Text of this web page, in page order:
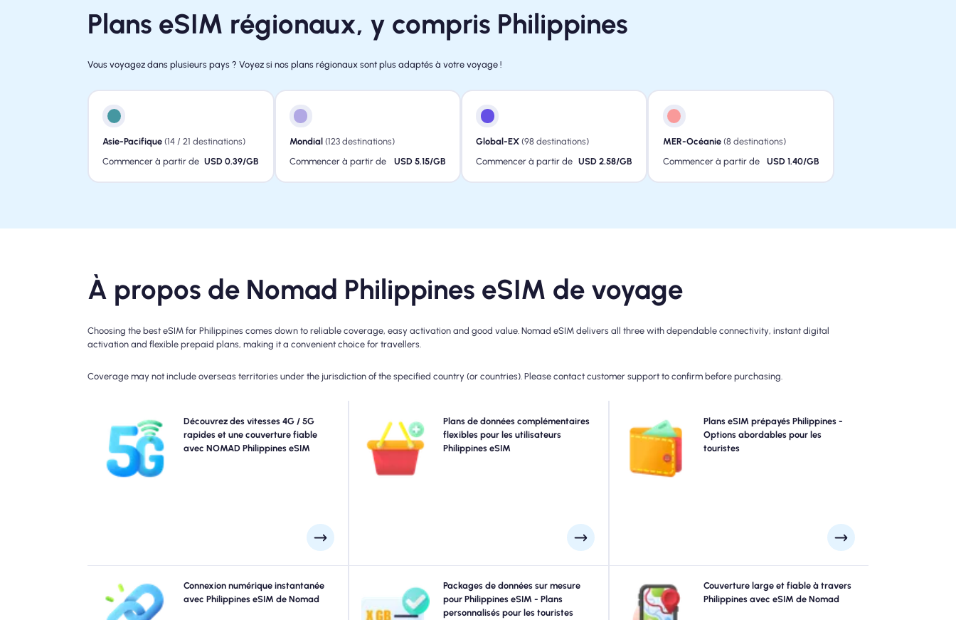
Plans eSIM régionaux, y compris Philippines
Vous voyagez dans plusieurs pays ? Voyez si nos plans régionaux sont plus adaptés à votre voyage !
Asie-Pacifique (14 / 21 destinations)
Commencer à partir de USD 0.39/GB
Mondial(123 destinations)
Commencer à partir de
USD 5.15/GB
Global-EX (98 destinations)
Commencer à partir de USD 2.58/GB
MER-Océanie(8 destinations)
Commencer à partir de
USD 1.40/GB
À propos de Nomad Philippines eSIM de voyage
Choosing the best eSIM for Philippines comes down to reliable coverage, easy activation and good value. Nomad eSIM delivers all three with dependable connectivity, instant digital
activation and flexible prepaid plans, making it a convenient choice for travellers.
Coverage may not include overseas territories under the jurisdiction of the specified country (or countries). Please contact customer support to confirm before purchasing.
Découvrez des vitesses 4G / 5G
rapides et une couverture fiable
avec NOMAD Philippines eSIM
Découvrez la connectivité 4G avec le forfait eSIM 5G,
4G. Veuillez vérifier les détails de votre plan pour la
disponibilité et la vitesse spécifiques du réseau, car la
couverture peut varier selon l'emplacement et l'heure de
Plans de données complémentaires
flexibles pour les utilisateurs
Philippines eSIM
Besoin de plus de données ou étendant votre plan?
Achetez simplement un module complémentaire à votre
Philippines eSIM pour continuer à profiter d'une
connectivité 5G / 4G transparente. Lorsque votre plan
initial expire, votre module complémentaire active
Plans eSIM prépayés Philippines -
Options abordables pour les
touristes
Choisissez nos plans eSIM prépayés Philippines pour la
connectivité 4G / 5G sans tracas. Payez d'avance pour
éviter les surprises de facturation post-voyage et
maintenez un contrôle complet sur votre utilisation et vos
Connexion numérique instantanée
avec Philippines eSIM de Nomad
Sautez les files d'attente et oubliez les sims physiques.
Activez instantanément votre nomade Philippines eSIM à
partir de votre appareil pour une connectivité 4G / 5G
Packages de données sur mesure
pour Philippines eSIM - Plans
personnalisés pour les touristes
Voyager à Manille, Cébu, Boracay ou n'importe où dans
Philippines? Choisissez parmi nos packages de données
Philippines conçus pour répondre à tous les besoins,
Couverture large et fiable à travers
Philippines avec eSIM de Nomad
Explorez Philippines avec confiance en utilisant le
Philippines eSIM de NomAD, offrant une couverture 4G /
5G fiable de grandes villes comme Manille, Cébu,